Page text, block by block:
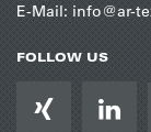
E-Mail: info@ar-
FOLLOW US